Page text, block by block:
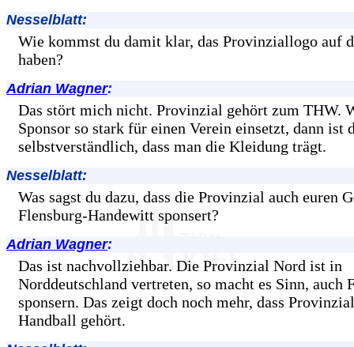
Nesselblatt:
Wie kommst du damit klar, das Provinziallogo auf
haben?
Adrian Wagner:
Das stört mich nicht. Provinzial gehört zum THW.
Sponsor so stark für einen Verein einsetzt, dann ist
selbstverständlich, dass man die Kleidung trägt.
Nesselblatt:
Was sagst du dazu, dass die Provinzial auch euren
Flensburg-Handewitt sponsert?
Adrian Wagner:
Das ist nachvollziehbar. Die Provinzial Nord ist in
Norddeutschland vertreten, so macht es Sinn, auch
sponsern. Das zeigt doch noch mehr, dass
Handball gehört.